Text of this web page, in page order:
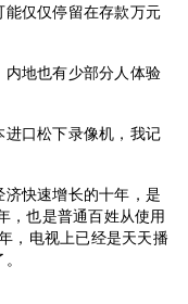
能仅仅停留在存款万元
内地也有少部分人体验
口松下录像机，我记
济快速增长的十年，是
，也是普通百姓从使用
，电视上已经是天天播